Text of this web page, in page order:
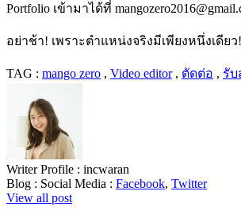
Portfolio เข้ามาได้ที่
อย่าช้า! เพราะตำแหน่งจริงมีเพียงหนึ่งเดียว!
TAG : mango zero , Video editor, ตัดต่อ , รั
Writer Profile : incwaran
Blog : Social Media : Facebook, Twitter
View all post